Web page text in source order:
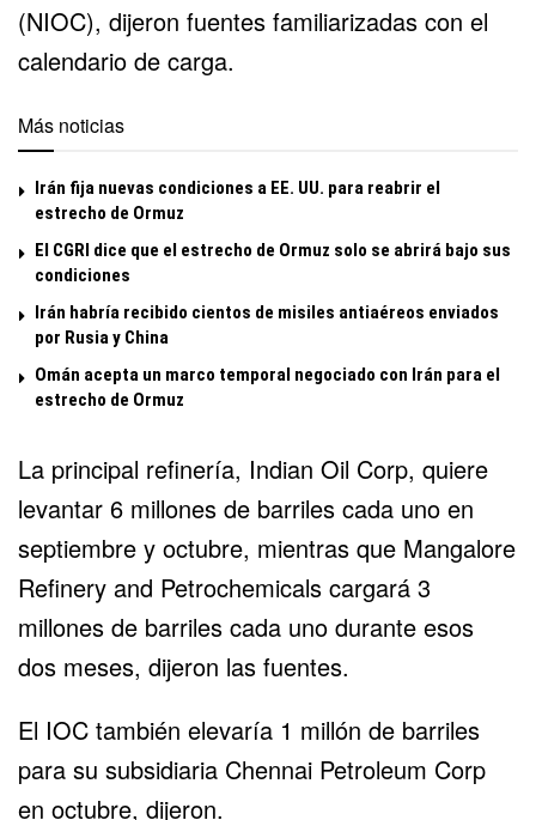
(NIOC), dijeron fuentes familiarizadas con el
calendario de carga.
Más noticias
Irán fija nuevas condiciones a EE. UU. para reabrir el
estrecho de Ormuz
El CGRI dice que el estrecho de Ormuz solo se abrirá bajo sus
condiciones
Irán habría recibido cientos de misiles antiaéreos enviados
por Rusia y China
Omán acepta un marco temporal negociado con Irán para el
estrecho de Ormuz
La principal refinería, Indian Oil Corp, quiere
levantar 6 millones de barriles cada uno en
septiembre y octubre, mientras que Mangalore
Refinery and Petrochemicals cargará 3
millones de barriles cada uno durante esos
dos meses, dijeron las fuentes.
El IOC también elevaría 1 millón de barriles
para su subsidiaria Chennai Petroleum Corp
en octubre, dijeron.